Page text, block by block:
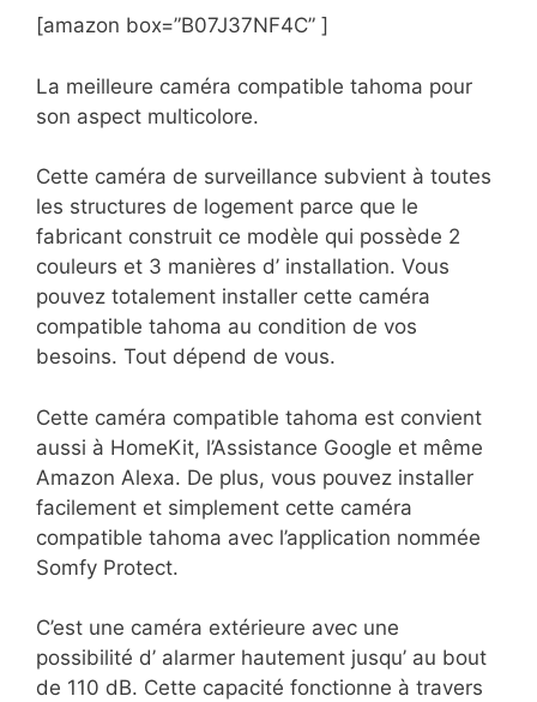
[amazon box=”B07J37NF4C” ]
La meilleure caméra compatible tahoma pour
son aspect multicolore.
Cette caméra de surveillance subvient à toutes
les structures de logement parce que le
fabricant construit ce modèle qui possède 2
couleurs et 3 manières d’ installation. Vous
pouvez totalement installer cette caméra
compatible tahoma au condition de vos
besoins. Tout dépend de vous.
Cette caméra compatible tahoma est convient
aussi à HomeKit, l’Assistance Google et même
Amazon Alexa. De plus, vous pouvez installer
facilement et simplement cette caméra
compatible tahoma avec l’application nommée
Somfy Protect.
C’est une caméra extérieure avec une
possibilité d’ alarmer hautement jusqu’ au bout
de 110 dB. Cette capacité fonctionne à travers